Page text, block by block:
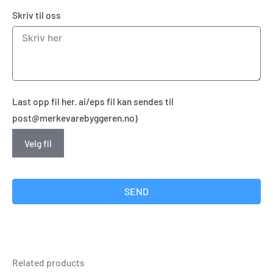
Skriv til oss
Last opp fil her. ai/eps fil kan sendes til
post@merkevarebyggeren.no)
Velg fil
SEND
Related products